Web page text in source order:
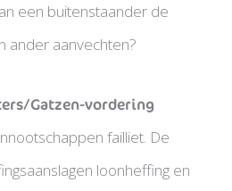
een buitenstaander de
ander aanvechten?
Gatzen-vordering
failliet. De
loonheffing en